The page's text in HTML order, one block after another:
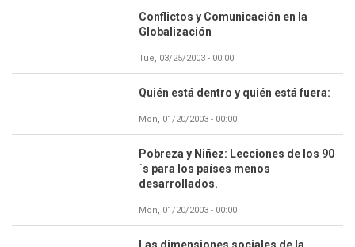
Conflictos y Comunicación en la
Globalización
Tue, 03/25/2003 - 00:00
Quién está dentro y quién está fuera:
Mon, 01/20/2003 - 00:00
Pobreza y Niñez: Lecciones de los 90
´s para los países menos
desarrollados.
Mon, 01/20/2003 - 00:00